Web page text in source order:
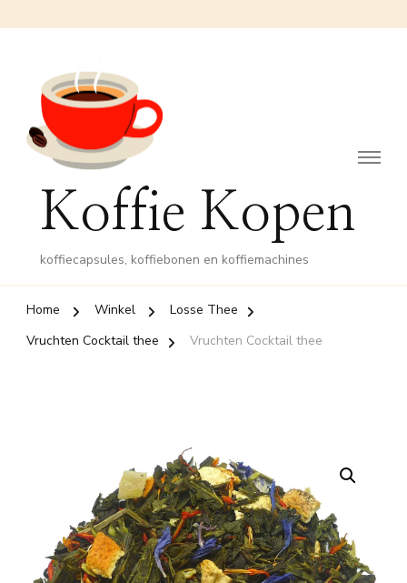
Koffie Kopen
koffiecapsules, koffiebonen en koffiemachines
Home Winkel
Losse Thee
Vruchten Cocktail thee
Vruchten Cocktail thee